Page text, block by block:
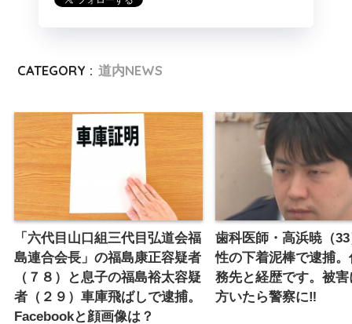
CATEGORY : 道内NEWS
「六代目山口組三代目弘道会福
島連合会長」の福島康正容疑者
（７８）と息子の福島裕太容疑
者（２９）車庫飛ばしで逮捕。
Facebookと顔画像は？
歯科医師・高浜暁（
性の下着泥棒で逮捕
務先と経歴です。被
方いたら警察に‼️